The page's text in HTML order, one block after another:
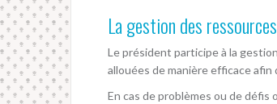
La gestion des
Le président participe à la
allouées de manière efficace
En cas de problèmes ou de